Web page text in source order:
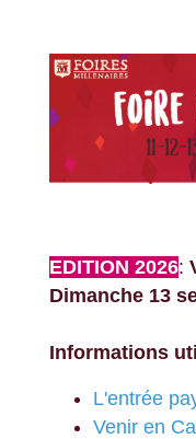
EDITION 2026:
Dimanche 13
Informations
L'entrée
Venir en